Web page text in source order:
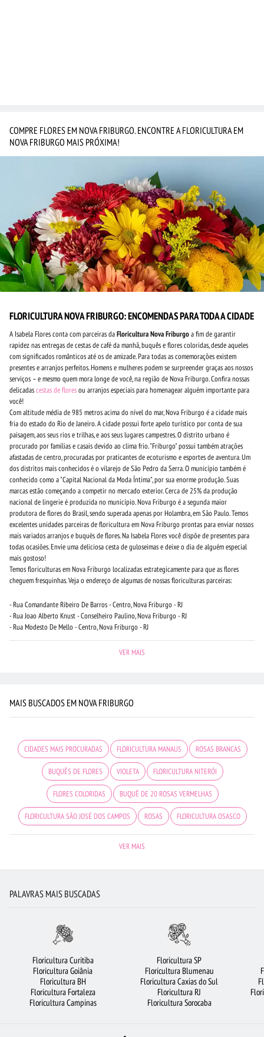
COMPRE FLORES EM NOVA FRIBURGO. ENCONTRE A FLORICULTURA EM
NOVA FRIBURGO MAIS PRÓXIMA!
FLORICULTURA NOVA FRIBURGO: ENCOMENDAS PARA TODA A CIDADE
A Isabela Flores conta com parceiras daFloricultura Nova Friburgoa fim de garantir
rapidez nas entregas de cestas de café da manhã, buquês e flores coloridas, desde aqueles
com significados românticos até os de amizade. Para todas as comemorações existem
presentes e arranjos perfeitos. Homens e mulheres podem se surpreender graças aos nossos
serviços – e mesmo quem mora longe de você, na região de Nova Friburgo. Confira nossas
delicadascestas de floresou arranjos especiais para homenagear alguém importante para
você!
Com altitude média de 985 metros acima do nível do mar, Nova Friburgo é a cidade mais
fria do estado do Rio de Janeiro. A cidade possui forte apelo turístico por conta de sua
paisagem, aos seus rios e trilhas, e aos seus lugares campestres. O distrito urbano é
procurado por famílias e casais devido ao clima frio. "Friburgo" possui também atrações
afastadas de centro, procuradas por praticantes de ecoturismo e esportes de aventura. Um
dos distritos mais conhecidos é o vilarejo de São Pedro da Serra. O município também é
conhecido como a "Capital Nacional da Moda Íntima", por sua enorme produção. Suas
marcas estão começando a competir no mercado exterior. Cerca de 25% da produção
nacional de lingerie é produzida no município. Nova Friburgo é a segunda maior
produtora de flores do Brasil, sendo superada apenas por Holambra, em São Paulo. Temos
excelentes unidades parceiras de floricultura em Nova Friburgo prontas para enviar nossos
mais variados arranjos e buquës de flores. Na Isabela Flores você dispõe de presentes para
todas ocasiões. Envie uma deliciosa cesta de guloseimas e deixe o dia de alguém especial
mais gostoso!
Temos floriculturas em Nova Friburgo localizadas estrategicamente para que as flores
cheguem fresquinhas. Veja o endereço de algumas de nossas floriculturas parceiras:
- Rua Comandante Ribeiro De Barros - Centro, Nova Friburgo - RJ
- Rua Joao Alberto Knust - Conselheiro Paulino, Nova Friburgo - RJ
- Rua Modesto De Mello - Centro, Nova Friburgo - RJ
VER MAIS
MAIS BUSCADOS EM NOVA FRIBURGO
CIDADES MAIS PROCURADAS FLORICULTURA MANAUS ROSAS BRANCAS
BUQUÊS DE FLORES VIOLETA FLORICULTURA NITERÓI
FLORES COLORIDAS BUQUÊ DE 20 ROSAS VERMELHAS
FLORICULTURA SÃO JOSÉ DOS CAMPOS ROSAS FLORICULTURA OSASCO
FLORICULTURA UBERLÂNDIA BUQUÊ DE ROSAS VERMELHAS
FLORICULTURA SANTOS FLORICULTURA FORTALEZA
CESTA DE CAFÉ DA MANHÃ ROSAS VERMELHAS CESTA DE CHOCOLATE
VER MAIS
PALAVRAS MAIS BUSCADAS
Floricultura Curitiba
Floricultura Goiânia
Floricultura BH
Floricultura Fortaleza
Floricultura Campinas
Floricultura SP
Floricultura Blumenau
Floricultura Caxias do Sul
Floricultura RJ
Floricultura Sorocaba